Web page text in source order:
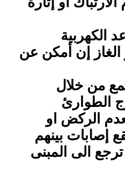
إن أمكن عن
من خلال
الطوارئ
الركض او
إصابات بينهم
الى المبنى